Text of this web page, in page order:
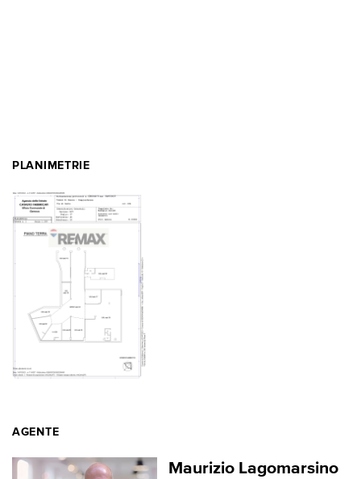
PLANIMETRIE
AGENTE
Maurizio Lagomarsino